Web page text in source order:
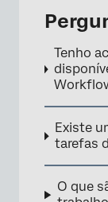
Tenho
Existe
tarefas
O que